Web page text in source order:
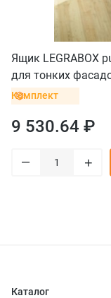
Ящик LEGRABOX
для тонких
Комплект
9 530.64 ₽
– +
Каталог